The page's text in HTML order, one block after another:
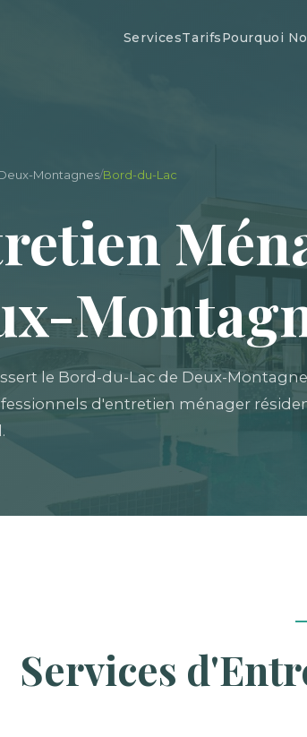
ServicesTarifsPourquoi
Montagnes/Bord-du-Lac
le Bord-du-Lac de Deux-
d'entretien ménager
Services